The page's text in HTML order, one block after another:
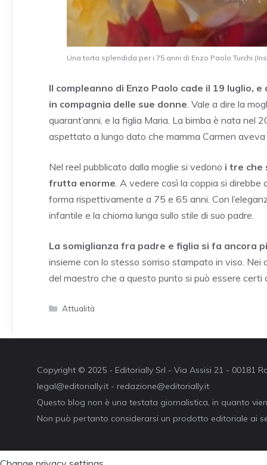
Una torta splendida per i 75 anni di Enzo Paolo Turchi
Il compleanno di Enzo Paolo cade il 19 luglio,
in compagnia delle sue donne . Vale a dire la
quarant’anni, e la figlia Maria. La bimba è nata nel
aspettato a lungo dato che mamma Carmen
Nel reel pubblicato dalla moglie si vedono i tre che
frutta enorme . A vedere così la coppia si
forma rispettivamente a 75 e 65 anni. Con
infantile e la chioma lunga sullo stile di suo padre.
La somiglianza fra padre e figlia si fa ancora
insieme con lo stesso sorriso stampato in viso.
del maestro che a questo punto si può essere certi
Categorie
Attualità
Copyright © 2025 - Editorially Srl - Via Assisi 21 - 00181
legal@editorially.it - redazione@editorially.it
Questo blog non è una testata giornalistica, in quanto
Non può pertanto considerarsi un prodotto editoriale ai